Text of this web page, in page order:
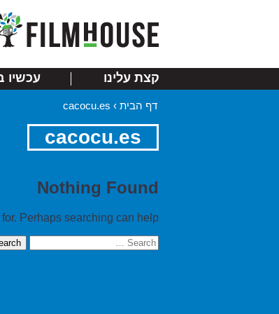
קצת עלינו עכשיו
דף הבית ›
cacocu.es
cacocu.es
Nothing Found
Perhaps searching can help.
Search
for: